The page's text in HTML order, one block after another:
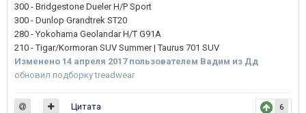
300 - Bridgestone Dueler H/P Sport
300 - Dunlop Grandtrek ST20
280 - Yokohama Geolandar H/T G91A
210 - Tigar/Kormoran SUV Summer | Taurus 701 SUV
Изменено 14 апреля 2017пользователем Вадим из Дд
обновил подборку treadwear
6
Цитата